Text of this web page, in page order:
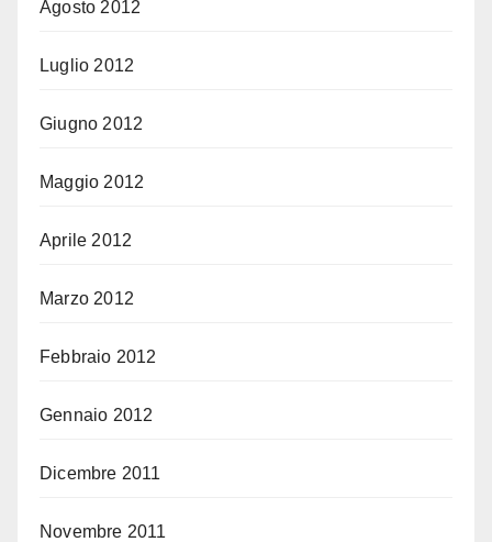
Agosto 2012
Luglio 2012
Giugno 2012
Maggio 2012
Aprile 2012
Marzo 2012
Febbraio 2012
Gennaio 2012
Dicembre 2011
Novembre 2011